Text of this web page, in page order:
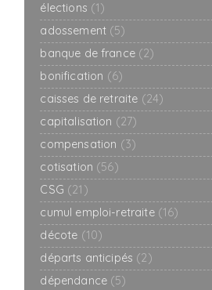
élections (1)
adossement (5)
banque de france (2)
bonification (6)
caisses de retraite (24)
capitalisation (27)
compensation (3)
cotisation (56)
CSG (21)
cumul emploi-retraite (16)
décote (10)
départs anticipés (2)
dépendance (5)